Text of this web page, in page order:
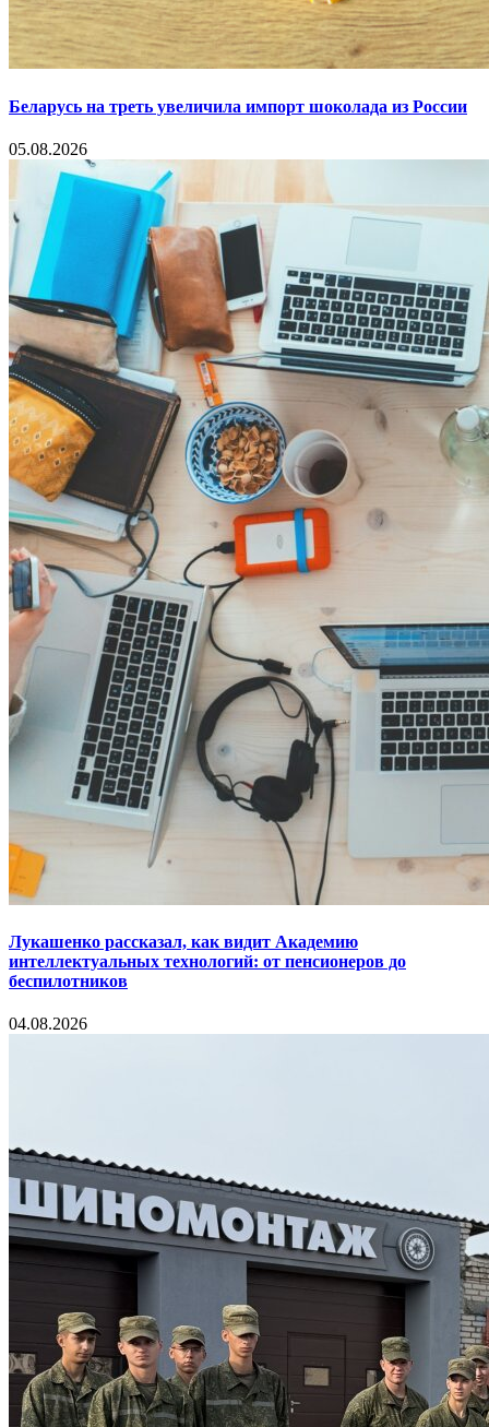
Беларусь на треть увеличила импорт шоколада из России
05.08.2026
Лукашенко рассказал, как видит Академию
интеллектуальных технологий: от пенсионеров до
беспилотников
04.08.2026